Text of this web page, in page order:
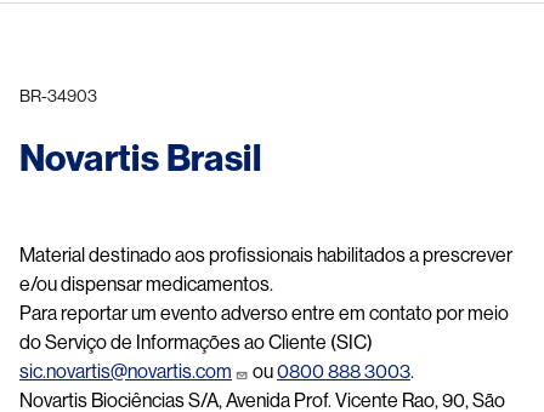
BR-34903
Novartis Brasil
Material destinado aos profissionais habilitados a prescrever
e/ou dispensar medicamentos.
Para reportar um evento adverso entre em contato por meio
do Serviço de Informações ao Cliente (SIC)
sic.novartis@novartis.com
ou0800 888 3003.
Novartis Biociências S/A, Avenida Prof. Vicente Rao, 90, São